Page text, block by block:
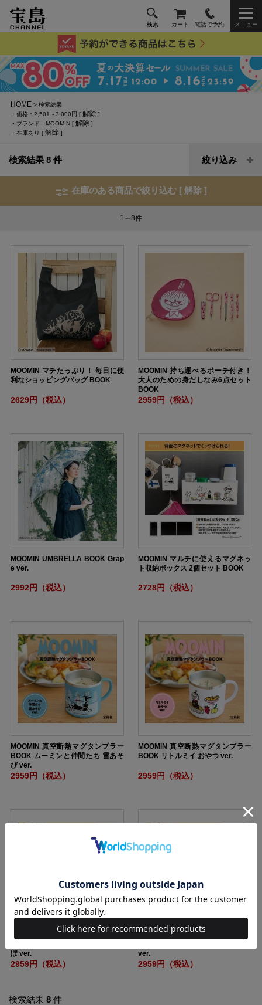
検索 カート 電話で予約 メニュー
HOME > 検索結果
・価格：2,501～3,000円 [解除 ]
・ブランド：MOOMIN [解除 ]
・在庫あり [解除 ]
検索結果 8 件 絞り込み
在庫のある商品で絞り込む [ 解除 ]
1～8件
MOOMIN マチたっぷり！ 毎日に便
利なショッピングバッグ BOOK
2629円（税込）
MOOMIN 持ち運べるポーチ付き！
大人のための身だしなみ6点セット
BOOK
2959円（税込）
MOOMIN UMBRELLA BOOK Grap
e ver.
2992円（税込）
MOOMIN マルチに使えるマグネッ
ト収納ボックス 2個セット BOOK
2728円（税込）
MOOMIN 真空断熱マグタンブラー
BOOK ムーミンと仲間たち 雪あそ
び ver.
2959円（税込）
MOOMIN 真空断熱マグタンブラー
BOOK リトルミイ おやつ ver.
2959円（税込）
ぽ ver.
2959円（税込）
MOOMIN 真空断熱マグタンブラー
ver.
2959円（税込）
検索結果 8 件